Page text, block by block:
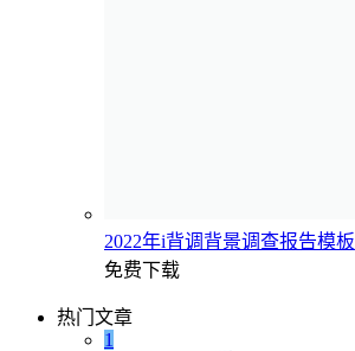
2022年i背调背景调查报告模板
免费下载
热门文章
1